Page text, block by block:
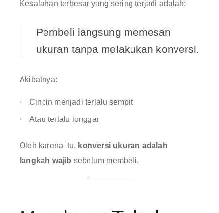
Kesalahan terbesar yang sering terjadi adalah:
Pembeli langsung memesan
ukuran tanpa melakukan konversi.
Akibatnya:
Cincin menjadi terlalu sempit
Atau terlalu longgar
Oleh karena itu, konversi ukuran adalah
langkah wajib sebelum membeli.